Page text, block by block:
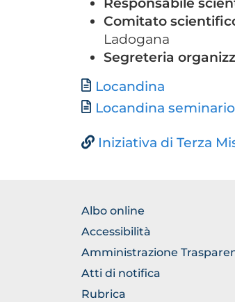
Comitato
Ladogana
Segreteria
Documento
Locandina
Locandina
Iniziativa di Terza
FOOTER
NORMATIVA
Albo online
Accessibilità
Amministrazione
Atti di notifica
Rubrica